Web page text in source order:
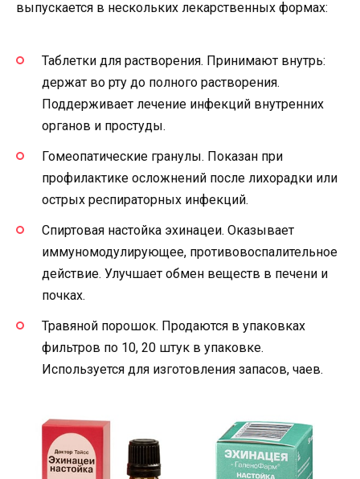
выпускается в нескольких лекарственных формах:
Таблетки для растворения. Принимают внутрь:
держат во рту до полного растворения.
Поддерживает лечение инфекций внутренних
органов и простуды.
Гомеопатические гранулы. Показан при
профилактике осложнений после лихорадки или
острых респираторных инфекций.
Спиртовая настойка эхинацеи. Оказывает
иммуномодулирующее, противовоспалительное
действие. Улучшает обмен веществ в печени и
почках.
Травяной порошок. Продаются в упаковках
фильтров по 10, 20 штук в упаковке.
Используется для изготовления запасов, чаев.